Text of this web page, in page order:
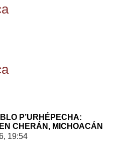
P’URHÉPECHA:
CHERÁN, MICHOACÁN
19:54